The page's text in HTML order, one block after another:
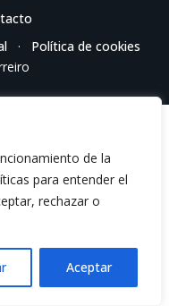
de la
para entender el
rechazar o
Aceptar
·
Política de cookies